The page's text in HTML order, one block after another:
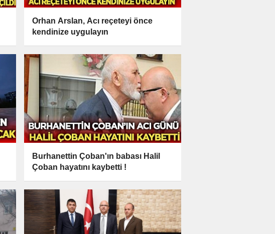
Orhan Arslan, Acı reçeteyi önce
kendinize uygulayın
Burhanettin Çoban'ın babası Halil
Çoban hayatını kaybetti !